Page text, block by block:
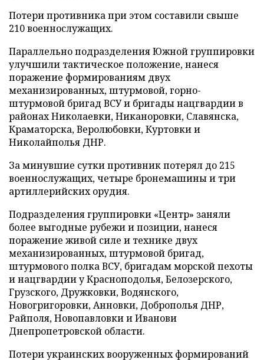
Потери противника при этом составили свыше
210 военнослужащих.
Параллельно подразделения Южной группировки
улучшили тактическое положение, нанеся
поражение формированиям двух
механизированных, штурмовой, горно-
штурмовой бригад ВСУ и бригады нацгвардии в
районах Николаевки, Никаноровки, Славянска,
Краматорска, Веролюбовки, Куртовки и
Николайполья ДНР.
За минувшие сутки противник потерял до 215
военнослужащих, четыре бронемашины и три
артиллерийских орудия.
Подразделения группировки «Центр» заняли
более выгодные рубежи и позиции, нанеся
поражение живой силе и технике двух
механизированных, штурмовой бригад,
штурмового полка ВСУ, бригадам морской пехоты
и нацгвардии у Красноподолья, Белозерского,
Грузского, Дружковки, Водянского,
Новогригоровки, Анновки, Доброполья ДНР,
Райполя, Новопавловки и Иванови
Днепропетровской области.
Потери украинских вооруженных формирований